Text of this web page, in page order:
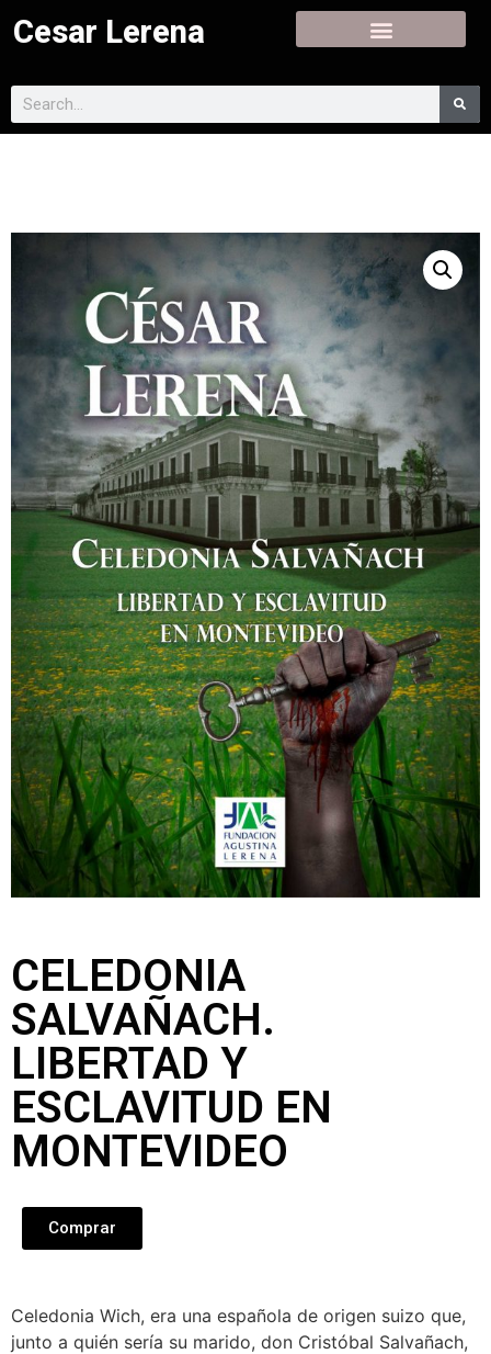
Cesar Lerena
CELEDONIA
SALVAÑACH.
LIBERTAD Y
ESCLAVITUD EN
MONTEVIDEO
Comprar
Celedonia Wich, era una española de origen suizo que,
junto a quién sería su marido, don Cristóbal Salvañach,